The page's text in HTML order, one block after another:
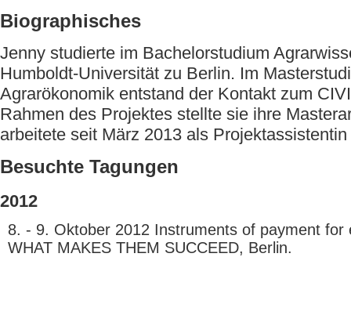
Biographisches
Jenny studierte im Bachelorstudium
Humboldt-Universität zu Berlin. Im
Agrarökonomik entstand der Kontakt zum
Rahmen des Projektes stellte sie ihre
arbeitete seit März 2013 als
Besuchte Tagungen
2012
8. - 9. Oktober 2012 Instruments of payment for
WHAT MAKES THEM SUCCEED, Berlin.